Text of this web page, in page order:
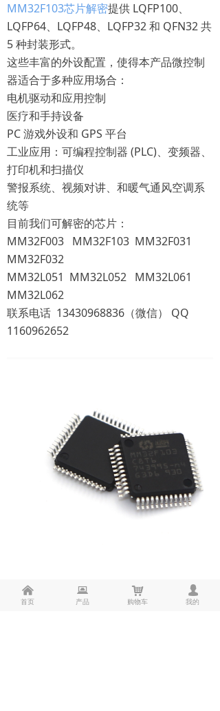
낀
首页
뀵
产品
낙
购物车
넙
我的
MM32F103芯片解密提供 LQFP100、
LQFP64、LQFP48、LQFP32 和 QFN32 共
5 种封装形式。
这些丰富的外设配置，使得本产品微控制
器适合于多种应用场合：
电机驱动和应用控制
医疗和手持设备
PC 游戏外设和 GPS 平台
工业应用：可编程控制器 (PLC)、变频器、
打印机和扫描仪
警报系统、视频对讲、和暖气通风空调系
统等
目前我们可解密的芯片：
MM32F003 MM32F103 MM32F031
MM32F032
MM32L051 MM32L052 MM32L061
MM32L062
联系电话 13430968836（微信） QQ
1160962652